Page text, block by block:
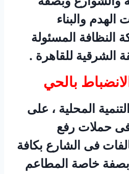
والبناء
النظافة المسئولة
الشرقية للقاهرة .
بالحي
المحلية ، على
فى حملات رفع
فى الشارع بكافة
خاصة المطاعم